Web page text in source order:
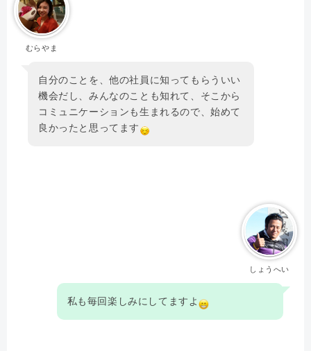
むらやま
自分のことを、他の社員に知ってもらういい
機会だし、みんなのことも知れて、そこから
コミュニケーションも生まれるので、始めて
良かったと思ってます
しょうへい
私も毎回楽しみにしてますよ